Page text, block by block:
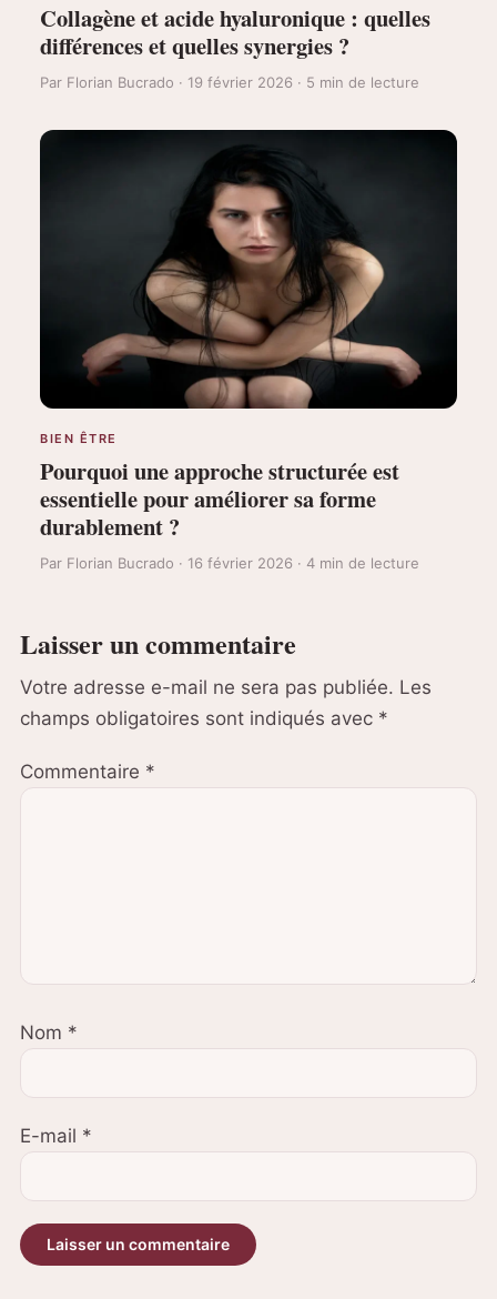
Collagène et acide hyaluronique : quelles
différences et quelles synergies ?
Par Florian Bucrado · 19 février 2026 · 5 min de lecture
BIEN ÊTRE
Pourquoi une approche structurée est
essentielle pour améliorer sa forme
durablement ?
Par Florian Bucrado · 16 février 2026 · 4 min de lecture
Laisser un commentaire
Votre adresse e-mail ne sera pas publiée. Les
champs obligatoires sont indiqués avec *
Commentaire *
Nom *
E-mail *